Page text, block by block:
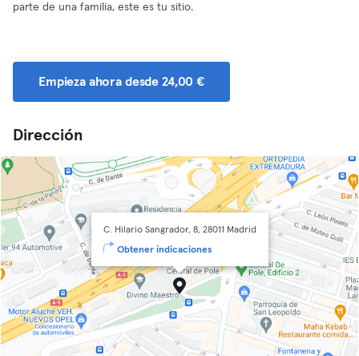
parte de una familia, este es tu sitio.
Empieza ahora desde 24,00 €
Dirección
C. Hilario Sangrador, 8, 28011 Madrid
Obtener indicaciones